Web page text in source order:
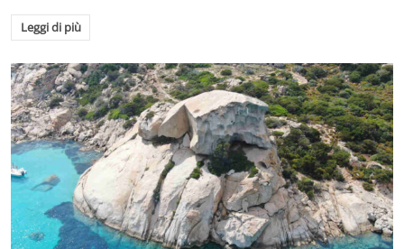
Leggi di più